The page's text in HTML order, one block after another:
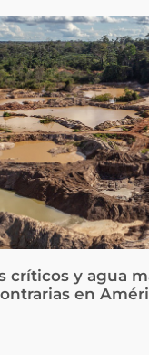
críticos y agua
en